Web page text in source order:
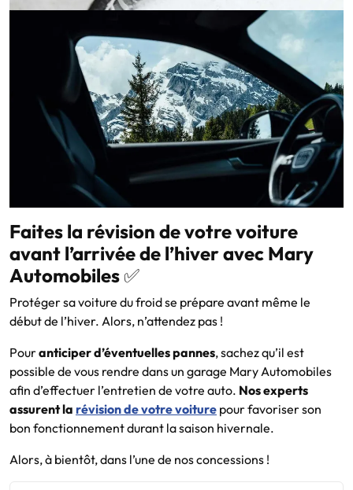
Faites la révision de votre voiture
avant l’arrivée de l’hiver avec Mary
Automobiles✅
Protéger sa voiture du froid se prépare avant même le
début de l’hiver. Alors, n’attendez pas !
Pouranticiper d’éventuelles pannes, sachez qu’il est
possible de vous rendre dans un garage Mary Automobiles
afin d’effectuer l’entretien de votre auto. Nos experts
assurent la révision de votre voiture pour favoriser son
bon fonctionnement durant la saison hivernale.
Alors, à bientôt, dans l’une de nos concessions !